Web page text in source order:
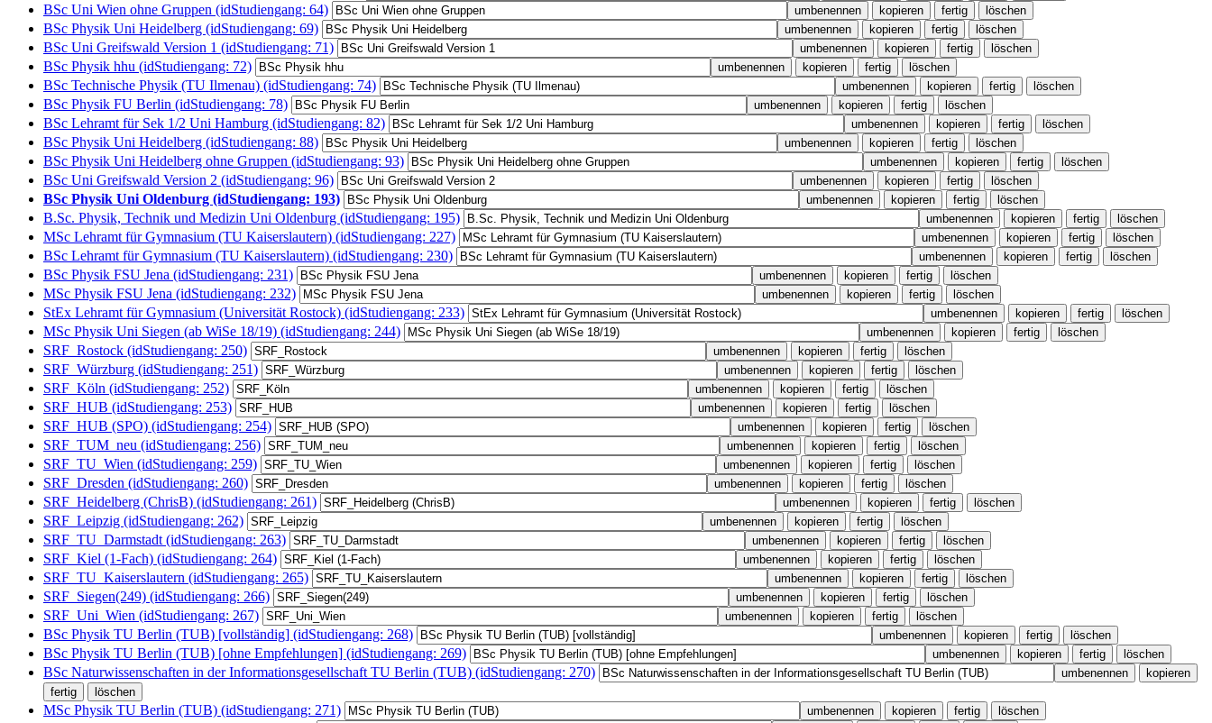
BSc Uni Wien ohne Gruppen (idStudiengang: 64)
BSc Physik Uni Heidelberg (idStudiengang: 69)
BSc Uni Greifswald Version 1 (idStudiengang: 71)
BSc Physik hhu (idStudiengang: 72)
BSc Technische Physik (TU Ilmenau) (idStudiengang: 74)
BSc Physik FU Berlin (idStudiengang: 78)
BSc Lehramt für Sek 1/2 Uni Hamburg (idStudiengang: 82)
BSc Physik Uni Heidelberg (idStudiengang: 88)
BSc Physik Uni Heidelberg ohne Gruppen (idStudiengang: 93)
BSc Uni Greifswald Version 2 (idStudiengang: 96)
BSc Physik Uni Oldenburg (idStudiengang: 193)
B.Sc. Physik, Technik und Medizin Uni Oldenburg (idStudiengang: 195)
MSc Lehramt für Gymnasium (TU Kaiserslautern) (idStudiengang: 227)
BSc Lehramt für Gymnasium (TU Kaiserslautern) (idStudiengang: 230)
BSc Physik FSU Jena (idStudiengang: 231)
MSc Physik FSU Jena (idStudiengang: 232)
StEx Lehramt für Gymnasium (Universität Rostock) (idStudiengang: 233)
MSc Physik Uni Siegen (ab WiSe 18/19) (idStudiengang: 244)
SRF_Rostock (idStudiengang: 250)
SRF_Würzburg (idStudiengang: 251)
SRF_Köln (idStudiengang: 252)
SRF_HUB (idStudiengang: 253)
SRF_HUB (SPO) (idStudiengang: 254)
SRF_TUM_neu (idStudiengang: 256)
SRF_TU_Wien (idStudiengang: 259)
SRF_Dresden (idStudiengang: 260)
SRF_Heidelberg (ChrisB) (idStudiengang: 261)
SRF_Leipzig (idStudiengang: 262)
SRF_TU_Darmstadt (idStudiengang: 263)
SRF_Kiel (1-Fach) (idStudiengang: 264)
SRF_TU_Kaiserslautern (idStudiengang: 265)
SRF_Siegen(249) (idStudiengang: 266)
SRF_Uni_Wien (idStudiengang: 267)
BSc Physik TU Berlin (TUB) [vollständig] (idStudiengang: 268)
BSc Physik TU Berlin (TUB) [ohne Empfehlungen] (idStudiengang: 269)
BSc Naturwissenschaften in der Informationsgesellschaft TU Berlin (TUB) (idStudiengang: 270)
MSc Physik TU Berlin (TUB) (idStudiengang: 271)